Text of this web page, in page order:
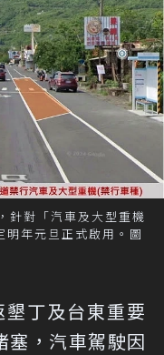
針對「汽車及大型重機
年元旦正式啟用。圖
丁及台東重要
塞，汽車駕駛因